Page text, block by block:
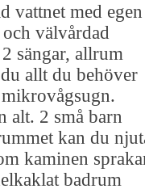
vattnet med egen
välvårdad
sängar, allrum
allt du behöver
alt. 2 små barn
kan du
kaminen
badrum